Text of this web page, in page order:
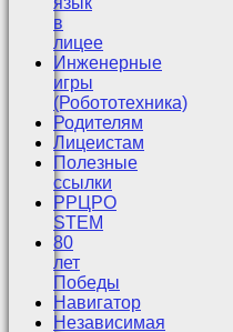
в
лицее
Инженерные
игры
(Робототехника)
Родителям
Лицеистам
Полезные
ссылки
РРЦРО
STEM
80
лет
Победы
Навигатор
Независимая